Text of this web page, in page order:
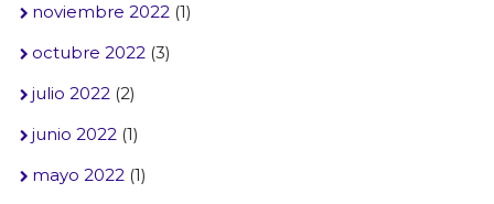
noviembre 2022(1)
octubre 2022(3)
julio 2022(2)
junio 2022(1)
mayo 2022(1)